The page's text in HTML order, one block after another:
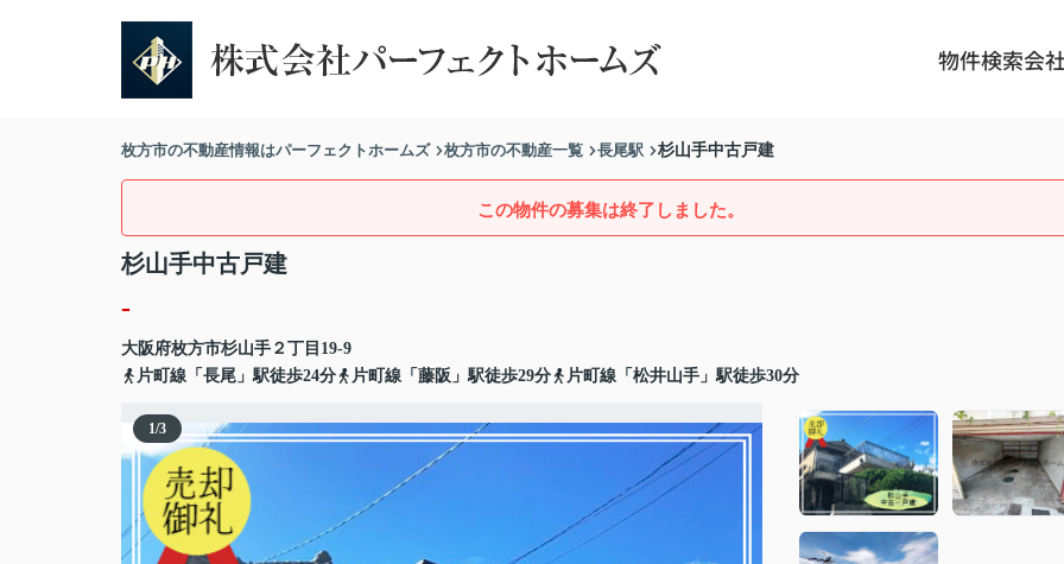
物件検索会
枚方市の不動産情報はパーフェクトホームズ 枚方市の不動産一覧 長尾駅 杉山手中古戸建
この物件の募集は終了しました。
杉山手中古戸建
-
大阪府枚方市杉山手 ２丁目19-9
片町線「長尾」駅徒歩24分
片町線「藤阪」駅徒歩29分 片町線「松井山手」駅徒歩30分
1/3